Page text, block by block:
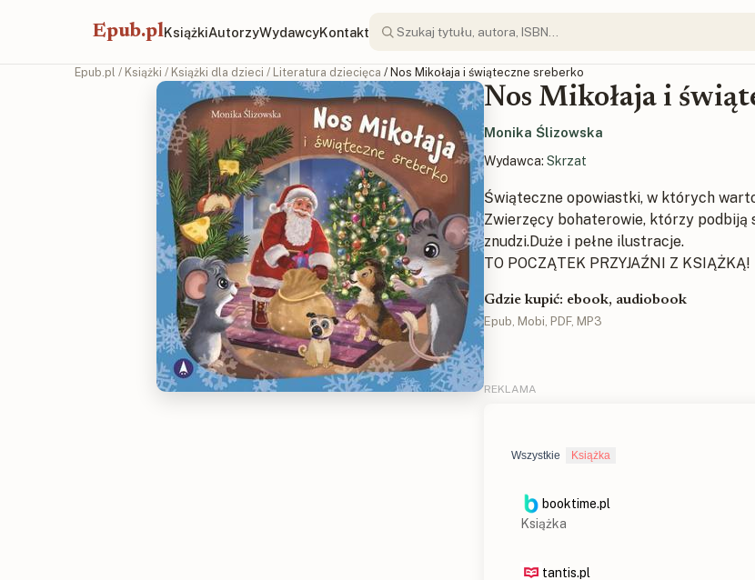
Epub.plKsiążkiAutorzyWydawcyKontakt
Epub.pl / Książki / Książki dla dzieci / Literatura dziecięca / Nos Mikołaja i świąteczne sreberko
Nos Mikołaja i
Monika Ślizowska
Wydawca: Skrzat
Świąteczne opowiastki, w których
Zwierzęcy bohaterowie, którzy podbiją
znudzi.Duże i pełne ilustracje.
TO POCZĄTEK PRZYJAŹNI Z KSIĄŻKĄ!
Gdzie kupić: ebook, audiobook
Epub, Mobi, PDF, MP3